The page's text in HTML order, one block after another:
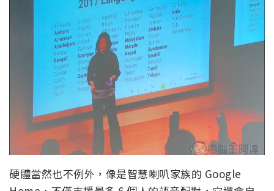
硬體當然也不例外，像是智慧喇叭家族的 Google